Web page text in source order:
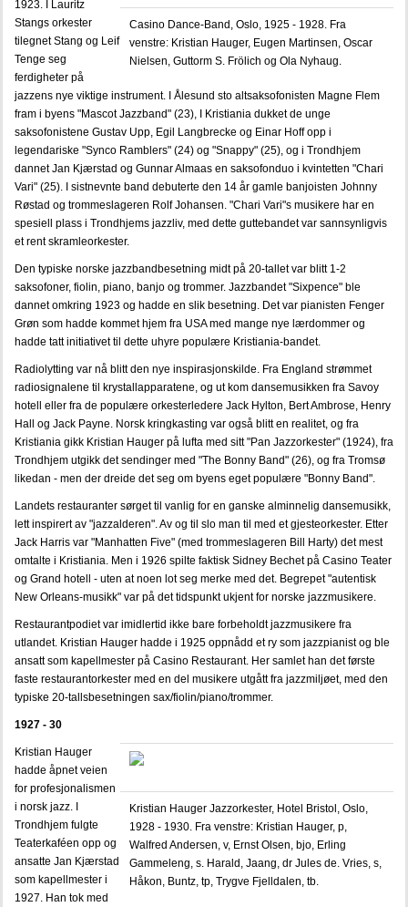
Casino Dance-Band, Oslo, 1925 - 1928. Fra
venstre: Kristian Hauger, Eugen Martinsen, Oscar
Nielsen, Guttorm S. Frölich og Ola Nyhaug.
1923. I Lauritz
Stangs orkester
tilegnet Stang og Leif
Tenge seg
ferdigheter på
jazzens nye viktige instrument. I Ålesund sto altsaksofonisten Magne Flem
fram i byens "Mascot Jazzband" (23), I Kristiania dukket de unge
saksofonistene Gustav Upp, Egil Langbrecke og Einar Hoff opp i
legendariske "Synco Ramblers" (24) og "Snappy" (25), og i Trondhjem
dannet Jan Kjærstad og Gunnar Almaas en saksofonduo i kvintetten "Chari
Vari" (25). I sistnevnte band debuterte den 14 år gamle banjoisten Johnny
Røstad og trommeslageren Rolf Johansen. "Chari Vari"s musikere har en
spesiell plass i Trondhjems jazzliv, med dette guttebandet var sannsynligvis
et rent skramleorkester.
Den typiske norske jazzbandbesetning midt på 20-tallet var blitt 1-2
saksofoner, fiolin, piano, banjo og trommer. Jazzbandet "Sixpence" ble
dannet omkring 1923 og hadde en slik besetning. Det var pianisten Fenger
Grøn som hadde kommet hjem fra USA med mange nye lærdommer og
hadde tatt initiativet til dette uhyre populære Kristiania-bandet.
Radiolytting var nå blitt den nye inspirasjonskilde. Fra England strømmet
radiosignalene til krystallapparatene, og ut kom dansemusikken fra Savoy
hotell eller fra de populære orkesterledere Jack Hylton, Bert Ambrose, Henry
Hall og Jack Payne. Norsk kringkasting var også blitt en realitet, og fra
Kristiania gikk Kristian Hauger på lufta med sitt "Pan Jazzorkester" (1924), fra
Trondhjem utgikk det sendinger med "The Bonny Band" (26), og fra Tromsø
likedan - men der dreide det seg om byens eget populære "Bonny Band".
Landets restauranter sørget til vanlig for en ganske alminnelig dansemusikk,
lett inspirert av "jazzalderen". Av og til slo man til med et gjesteorkester. Etter
Jack Harris var "Manhatten Five" (med trommeslageren Bill Harty) det mest
omtalte i Kristiania. Men i 1926 spilte faktisk Sidney Bechet på Casino Teater
og Grand hotell - uten at noen lot seg merke med det. Begrepet "autentisk
New Orleans-musikk" var på det tidspunkt ukjent for norske jazzmusikere.
Restaurantpodiet var imidlertid ikke bare forbeholdt jazzmusikere fra
utlandet. Kristian Hauger hadde i 1925 oppnådd et ry som jazzpianist og ble
ansatt som kapellmester på Casino Restaurant. Her samlet han det første
faste restaurantorkester med en del musikere utgått fra jazzmiljøet, med den
typiske 20-tallsbesetningen sax/fiolin/piano/trommer.
1927 - 30
Kristian Hauger Jazzorkester, Hotel Bristol, Oslo,
1928 - 1930. Fra venstre: Kristian Hauger, p,
Walfred Andersen, v, Ernst Olsen, bjo, Erling
Gammeleng, s. Harald, Jaang, dr Jules de. Vries, s,
Håkon, Buntz, tp, Trygve Fjelldalen, tb.
Kristian Hauger
hadde åpnet veien
for profesjonalismen
i norsk jazz. I
Trondhjem fulgte
Teaterkaféen opp og
ansatte Jan Kjærstad
som kapellmester i
1927. Han tok med